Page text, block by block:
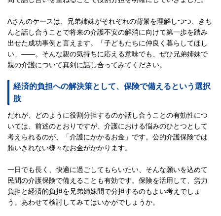
Aさんのケースは、兄弟姉妹がそれぞれの背景を理解しつつ、きち
んと話し合うことで将来の介護不安の解消に向けて第一歩を踏み
出せた成功事例と言えます。「子どもたちに仲良く暮らしてほし
い」――。そんな親の気持ちに応える意味でも、ぜひ兄弟姉妹で
親の介護について真剣に話し合ってみてください。
経済的負担への解決策として、保険で備えるという選択
肢
だれが、どのように役割分担するのか話し合うことの有効性につ
いては、前述のとおりですが、介護における悩みのひとつとして
考えられるのが、「介護にかかるお金」です。公的介護保険では
賄いきれない様々なお金がかかります。
一日でも長く、快適に過ごしてもらいたい、そんな願いを込めて
民間の介護保険で備えることも有効です。保険を活用して、労力
負担と経済的負担を兄弟姉妹間で分担するのもよい考えでしょ
う。あわせて検討してみてはいかがでしょうか。